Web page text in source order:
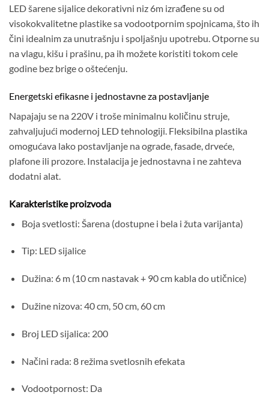
LED šarene sijalice dekorativni niz 6m izrađene su od
visokokvalitetne plastike sa vodootpornim spojnicama, što ih
čini idealnim za unutrašnju i spoljašnju upotrebu. Otporne su
na vlagu, kišu i prašinu, pa ih možete koristiti tokom cele
godine bez brige o oštećenju.
Energetski efikasne i jednostavne za postavljanje
Napajaju se na 220V i troše minimalnu količinu struje,
zahvaljujući modernoj LED tehnologiji. Fleksibilna plastika
omogućava lako postavljanje na ograde, fasade, drveće,
plafone ili prozore. Instalacija je jednostavna i ne zahteva
dodatni alat.
Karakteristike proizvoda
Boja svetlosti: Šarena (dostupne i bela i žuta varijanta)
Tip: LED sijalice
Dužina: 6 m (10 cm nastavak + 90 cm kabla do utičnice)
Dužine nizova: 40 cm, 50 cm, 60 cm
Broj LED sijalica: 200
Načini rada: 8 režima svetlosnih efekata
Vodootpornost: Da